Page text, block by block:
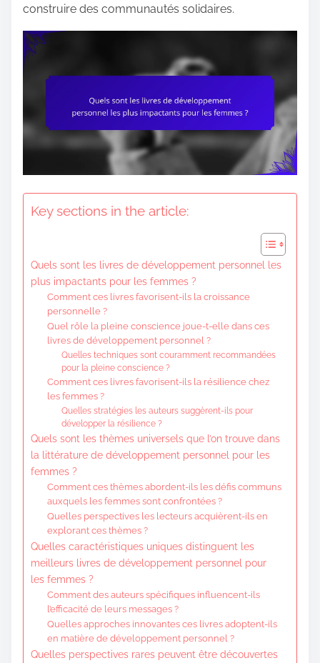
construire des communautés solidaires.
Key sections in the article:
Quels sont les livres de développement personnel les
plus impactants pour les femmes ?
Comment ces livres favorisent-ils la croissance
personnelle ?
Quel rôle la pleine conscience joue-t-elle dans ces
livres de développement personnel ?
Quelles techniques sont couramment recommandées
pour la pleine conscience ?
Comment ces livres favorisent-ils la résilience chez
les femmes ?
Quelles stratégies les auteurs suggèrent-ils pour
développer la résilience ?
Quels sont les thèmes universels que l’on trouve dans
la littérature de développement personnel pour les
femmes ?
Comment ces thèmes abordent-ils les défis communs
auxquels les femmes sont confrontées ?
Quelles perspectives les lecteurs acquièrent-ils en
explorant ces thèmes ?
Quelles caractéristiques uniques distinguent les
meilleurs livres de développement personnel pour
les femmes ?
Comment des auteurs spécifiques influencent-ils
l’efficacité de leurs messages ?
Quelles approches innovantes ces livres adoptent-ils
en matière de développement personnel ?
Quelles perspectives rares peuvent être découvertes